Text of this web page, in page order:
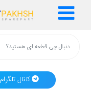
کانال تلگرام